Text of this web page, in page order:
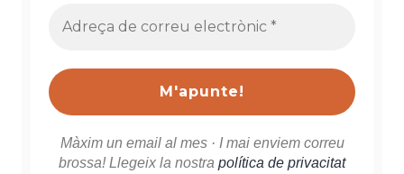
*
Màxim un email al mes · I mai enviem correu
brossa! Llegeix la nostra política de privacitat